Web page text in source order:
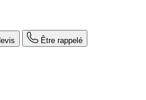
Être rappelé